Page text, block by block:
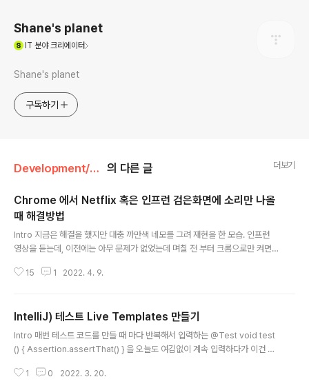
Shane's planet
IT 분야 크리에이터
Shane's planet
구독하기
Development/Develop Tools 의 다른 글 더보기
Chrome 에서 Netflix 혹은 인프런 검은화면에 소리만 나올
때 해결방법
Intro 지금은 해결을 했지만 대충 까만색 네모를 그려 재현을 한 모습. 인프런
영상을 듣는데, 이전에는 아무 문제가 없었는데 며칠 전 부터 크롬으로만 켜면
을 활용해 외부 모니터 3개를 맥북에 연결해 사용하고 있는데, 기억상 처음 해
는 같은 문제가 발생중. 원인 원인이 좀 복합적이긴 한데 근본적인 원인은 DRM
이다. 넷플릭스와 인프런의 공통점을 곰곰히 생각 해 보니 콘텐츠의 불법 사용
과 유출을 방어하기 위해 DRM 기술을 적용 중이라는 점 이다. DRM은 Digi..
15 1 2022. 4. 9.
IntelliJ) 테스트 Live Templates 만들기
Intro 매번 테스트 코드를 만들 때 마다 반복해서 입력하는 @Test void test
() { Assertion.assertThat() } 을 오늘도 여김없이 계속 입력하다가 이건 너
이 자동으로 만들어지도록 플러그인을 만들까 하다가 아직 거기까진 무리고..
1 0 2022. 3. 20.